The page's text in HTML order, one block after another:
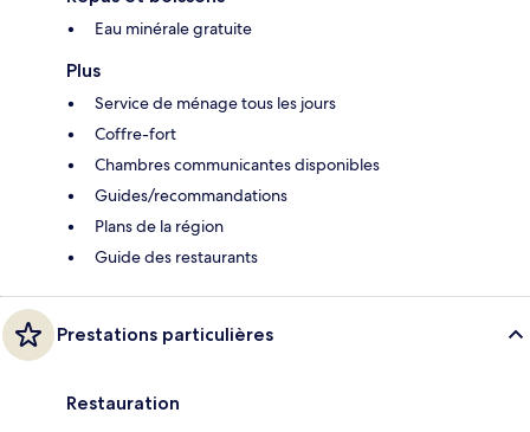
Eau minérale gratuite
Plus
Service de ménage tous les jours
Coffre-fort
Chambres communicantes disponibles
Guides/recommandations
Plans de la région
Guide des restaurants
Prestations particulières
Restauration